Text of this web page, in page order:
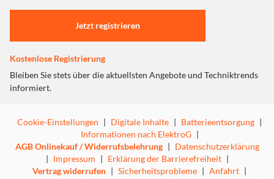
Einstellungen anpassen
Jetzt registrieren
Kostenlose Registrierung
Bleiben Sie stets über die aktuellsten Angebote und Techniktrends
informiert.
Cookie-Einstellungen | Digitale Inhalte | Batterieentsorgung |
Informationen nach ElektroG |
AGB Onlinekauf / Widerrufsbelehrung | Datenschutzerklärung
| Impressum | Erklärung der Barrierefreiheit |
Vertrag widerrufen | Sicherheitsprobleme | Anfahrt |